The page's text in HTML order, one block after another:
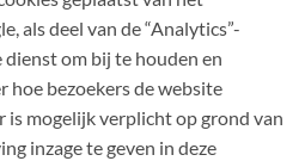
als deel van de “Analytics”-
om bij te houden en
hoe bezoekers de website
is mogelijk verplicht op grond van
inzage te geven in deze